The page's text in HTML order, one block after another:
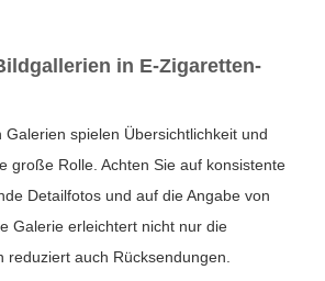
in E-Zigaretten-
Galerien spielen Übersichtlichkeit und
große Rolle. Achten Sie auf konsistente
Detailfotos und auf die Angabe von
Galerie erleichtert nicht nur die
reduziert auch Rücksendungen.